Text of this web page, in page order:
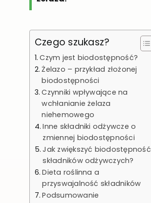
Czego szukasz?
Czym jest biodostępność?
Żelazo – przykład złożonej
biodostępności
Czynniki wpływające na
wchłanianie żelaza
niehemowego
Inne składniki odżywcze o
zmiennej biodostępności
Jak zwiększyć biodostępność
składników odżywczych?
Dieta roślinna a
przyswajalność składników
Podsumowanie